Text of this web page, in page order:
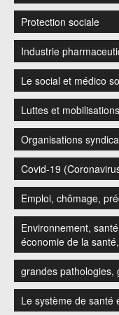
Protection sociale
Industrie
Le social et médico
Luttes et mobilisations
Organisations
Covid-19
Emploi, chômage,
Environnement,
économie de la
grandes pathologies,
Le système de santé